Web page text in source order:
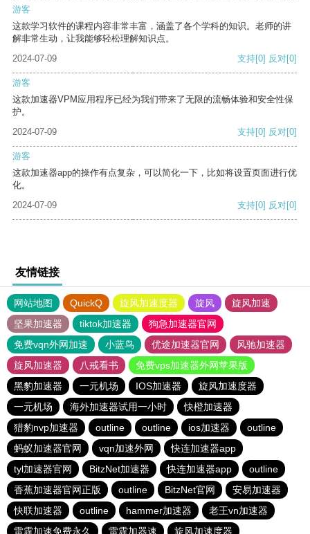
游客
这款学习软件的课程内容非常丰富，涵盖了各个学科的知识。老师的讲
解非常生动，让我能够轻松理解知识点。
2024-07-09
支持[0] 反对[0]
游客
这款加速器VPM应用程序已经为我们带来了无限的流畅体验和安全性保
护。
2024-07-09
支持[0] 反对[0]
游客
这款加速器app的操作有点复杂，可以简化一下，比如将设置页面进行优
化。
2024-07-09
支持[0] 反对[0]
友情链接
网站地图 QuickQ 旋风加速度器 旋风
旋风加速
坚果加速器
tiktok加速器
狗急加速器官网
免费vqn外网加速
小蓝鸟 优途加速器官网
风驰加速器
旋风加速器
八戒看书
免费vps加速器外网苹果版
黑豹加速器
一元机场 IOS加速器
旋风加速度器
一元机场
海外加速器试用一小时
快橙加速器
猎豹nvp加速器
outline outline ios加速器
outline
蚂蚁加速器官网
vqn加速外网
快连加速器app
tyl加速器官网
BitzNet加速器 快连加速器app
outline
香蕉加速器官网正版
outline BitzNet官网
安易加速器
快联加速器
outline hammer加速器
老王vn加速器
雷霆加速免费永久
雷霆加器速 旋风加速度器